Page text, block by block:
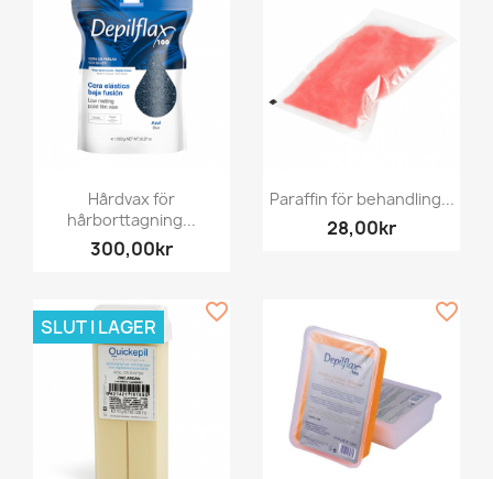
Hårdvax för
hårborttagning...
300,00kr
Paraffin för behandling...
28,00kr
SLUT I LAGER
favorite_border favorite_border